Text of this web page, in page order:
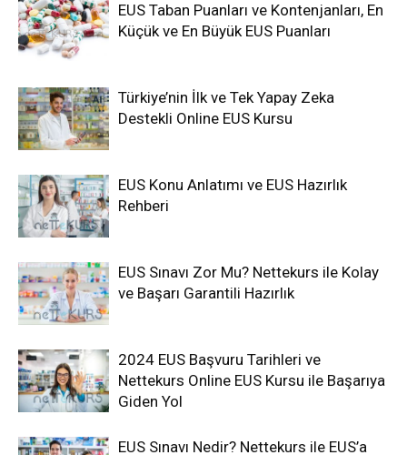
EUS Taban Puanları ve Kontenjanları, En
Küçük ve En Büyük EUS Puanları
Türkiye’nin İlk ve Tek Yapay Zeka
Destekli Online EUS Kursu
EUS Konu Anlatımı ve EUS Hazırlık
Rehberi
EUS Sınavı Zor Mu? Nettekurs ile Kolay
ve Başarı Garantili Hazırlık
2024 EUS Başvuru Tarihleri ve
Nettekurs Online EUS Kursu ile Başarıya
Giden Yol
EUS Sınavı Nedir? Nettekurs ile EUS’a